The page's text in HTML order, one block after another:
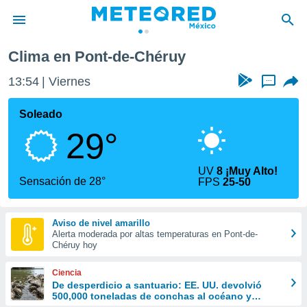
de
ha sido
calidad.
a este
las
y
forma
digital
basada
Clima en Pont-de-Chéruy
13:54 Viernes ...
Soleado
29°
Sensación de 28°
UV8 ¡Muy Alto!
FPS25-50
Aviso de nivel amarillo
Alerta moderada por altas temperaturas en Pont-de-
Chéruy hoy
Ciencia
De desperdicio a santuario: EE. UU. devolvió
500,000 toneladas de conchas al océano y